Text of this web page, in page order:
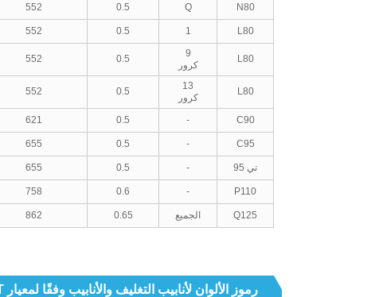
N80
Q
0.5
552
L80
1
0.5
552
L80
9
كرور
0.5
552
L80
13
كرور
0.5
552
C90
-
0.5
621
C95
-
0.5
655
تي 95 -
0.5
655
P110
-
0.6
758
Q125 الجميع 0.65
862
رموز الألوان لأنابيب التغليف والأنابيب وفقًا لمعيار API 5CT